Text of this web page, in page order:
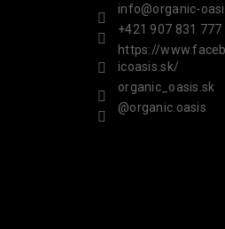
info@organic-
+421 907 831 777
https://
icoasis.sk/
organic_oasis.sk
@organic.oasis